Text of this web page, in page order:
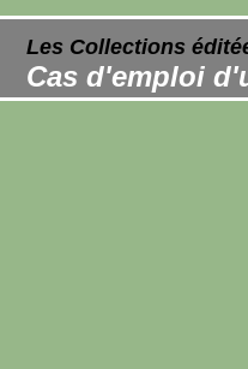
Les Collections
Cas d'emploi